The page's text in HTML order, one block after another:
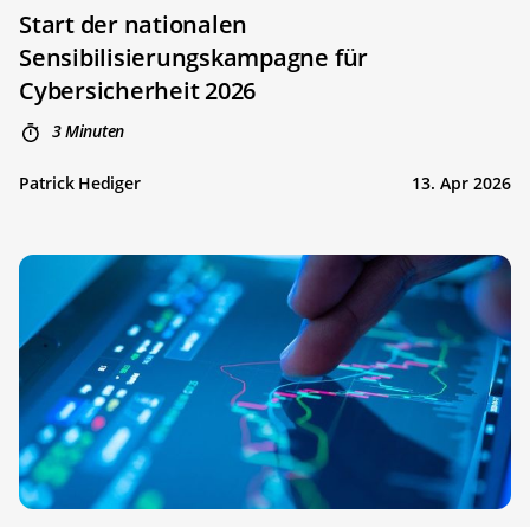
Start der nationalen
Sensibilisierungskampagne für
Cybersicherheit 2026
3 Minuten
Patrick Hediger 13. Apr 2026